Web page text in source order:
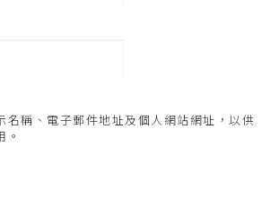
名稱、電子郵件地址及個人網站網址，以供